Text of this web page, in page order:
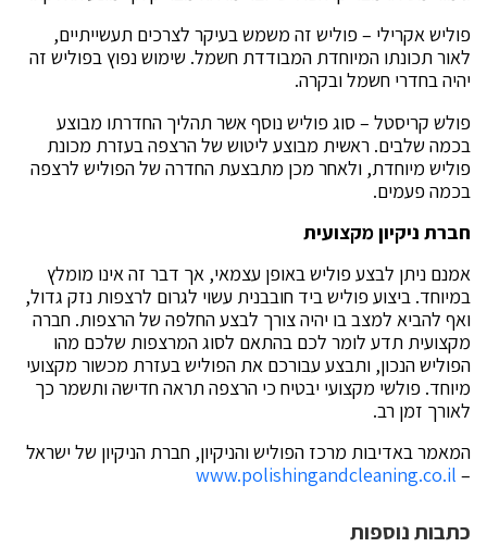
פוליש אקרילי – פוליש זה משמש בעיקר לצרכים תעשייתיים,
לאור תכונתו המיוחדת המבודדת חשמל. שימוש נפוץ בפוליש זה
יהיה בחדרי חשמל ובקרה.
פולש קריסטל – סוג פוליש נוסף אשר תהליך החדרתו מבוצע
בכמה שלבים. ראשית מבוצע ליטוש של הרצפה בעזרת מכונת
פוליש מיוחדת, ולאחר מכן מתבצעת החדרה של הפוליש לרצפה
בכמה פעמים.
חברת ניקיון מקצועית
אמנם ניתן לבצע פוליש באופן עצמאי, אך דבר זה אינו מומלץ
במיוחד. ביצוע פוליש ביד חובבנית עשוי לגרום לרצפות נזק גדול,
ואף להביא למצב בו יהיה צורך לבצע החלפה של הרצפות. חברה
מקצועית תדע לומר לכם בהתאם לסוג המרצפות שלכם מהו
הפוליש הנכון, ותבצע עבורכם את הפוליש בעזרת מכשור מקצועי
מיוחד. פולשי מקצועי יבטיח כי הרצפה תראה חדישה ותשמר כך
לאורך זמן רב.
המאמר באדיבות מרכז הפוליש והניקיון, חברת הניקיון של ישראל
–
www.polishingandcleaning.co.il
כתבות נוספות